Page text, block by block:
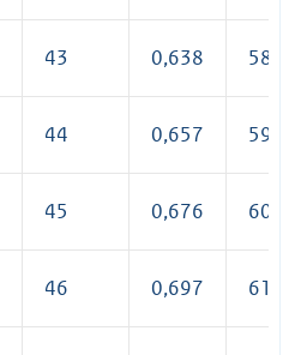
43 0,638 58
44 0,657 59
45 0,676 60
46 0,697 61